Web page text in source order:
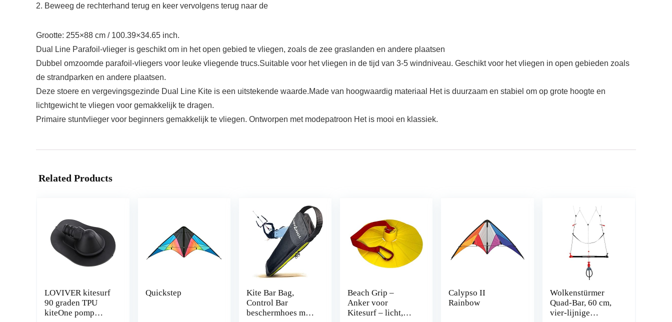
2. Beweeg de rechterhand terug en keer vervolgens terug naar de
Grootte: 255×88 cm / 100.39×34.65 inch.
Dual Line Parafoil-vlieger is geschikt om in het open gebied te vliegen, zoals de zee graslanden en andere plaatsen
Dubbel omzoomde parafoil-vliegers voor leuke vliegende trucs.Suitable voor het vliegen in de tijd van 3-5 windniveau. Geschikt voor het vliegen in open gebieden zoals
de strandparken en andere plaatsen.
Deze stoere en vergevingsgezinde Dual Line Kite is een uitstekende waarde.Made van hoogwaardig materiaal Het is duurzaam en stabiel om op grote hoogte en
lichtgewicht te vliegen voor gemakkelijk te dragen.
Primaire stuntvlieger voor beginners gemakkelijk te vliegen. Ontworpen met modepatroon Het is mooi en klassiek.
Related Products
LOVIVER kitesurf
90 graden TPU
kiteOne pomp
Quickstep
Kite Bar Bag,
Control Bar
beschermhoes met
Beach Grip –
Anker voor
Kitesurf – licht,
Calypso II
Rainbow
Wolkenstürmer
Quad-Bar, 60 cm,
vier-lijnige